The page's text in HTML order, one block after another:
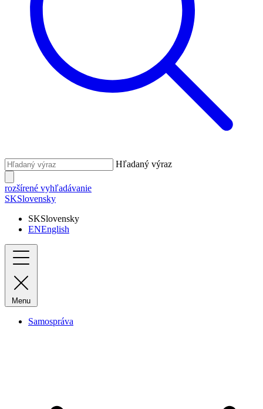
Hľadaný výraz
rozšírené vyhľadávanie
SKSlovensky
SKSlovensky
ENEnglish
Menu
Samospráva